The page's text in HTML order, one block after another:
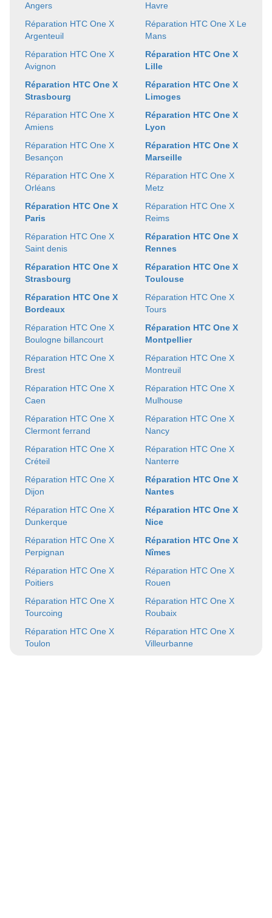
Angers
Réparation HTC One X
Argenteuil
Réparation HTC One X
Avignon
Réparation HTC One X
Strasbourg
Réparation HTC One X
Amiens
Réparation HTC One X
Besançon
Réparation HTC One X
Orléans
Réparation HTC One X
Paris
Réparation HTC One X
Saint denis
Réparation HTC One X
Strasbourg
Réparation HTC One X
Bordeaux
Réparation HTC One X
Boulogne billancourt
Réparation HTC One X
Brest
Réparation HTC One X
Caen
Réparation HTC One X
Clermont ferrand
Réparation HTC One X
Créteil
Réparation HTC One X
Dijon
Réparation HTC One X
Dunkerque
Réparation HTC One X
Perpignan
Réparation HTC One X
Poitiers
Réparation HTC One X
Tourcoing
Réparation HTC One X
Toulon
Havre
Réparation HTC One X Le
Mans
Réparation HTC One X
Lille
Réparation HTC One X
Limoges
Réparation HTC One X
Lyon
Réparation HTC One X
Marseille
Réparation HTC One X
Metz
Réparation HTC One X
Reims
Réparation HTC One X
Rennes
Réparation HTC One X
Toulouse
Réparation HTC One X
Tours
Réparation HTC One X
Montpellier
Réparation HTC One X
Montreuil
Réparation HTC One X
Mulhouse
Réparation HTC One X
Nancy
Réparation HTC One X
Nanterre
Réparation HTC One X
Nantes
Réparation HTC One X
Nice
Réparation HTC One X
Nîmes
Réparation HTC One X
Rouen
Réparation HTC One X
Roubaix
Réparation HTC One X
Villeurbanne